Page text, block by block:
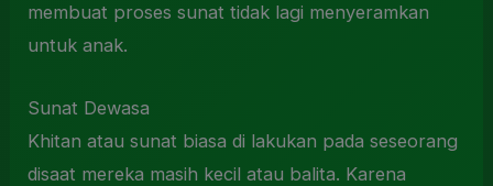
membuat proses sunat tidak lagi menyeramkan
untuk anak.
Sunat Dewasa
Khitan atau sunat biasa di lakukan pada seseorang
disaat mereka masih kecil atau balita. Karena